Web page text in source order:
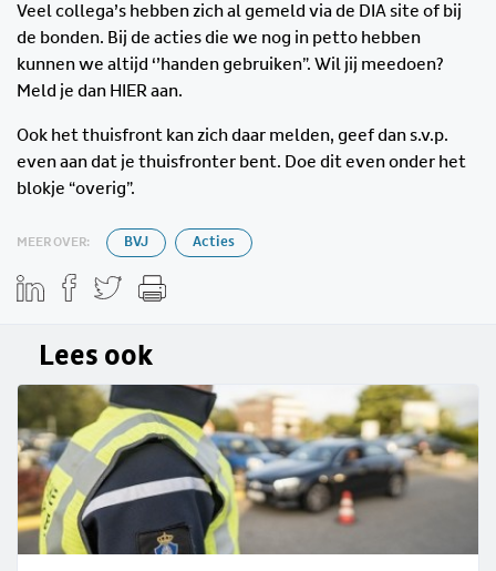
Veel collega’s hebben zich al gemeld via de DIA site of bij
de bonden. Bij de acties die we nog in petto hebben
kunnen we altijd ‘’handen gebruiken”. Wil jij meedoen?
Meld je dan HIER aan.
Ook het thuisfront kan zich daar melden, geef dan s.v.p.
even aan dat je thuisfronter bent. Doe dit even onder het
blokje “overig”.
MEER OVER: BVJ Acties
Lees ook